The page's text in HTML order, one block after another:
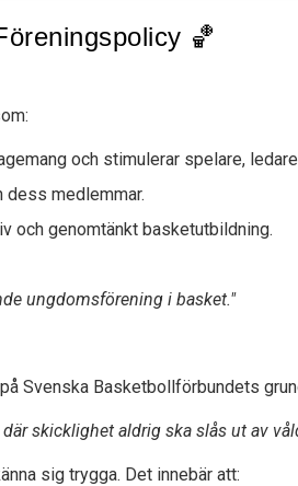
🏀
och stimulerar spelare,
dess medlemmar.
och genomtänkt basketutbildning.
ungdomsförening i basket."
Svenska Basketbollförbundets
skicklighet aldrig ska slås ut av
sig trygga. Det innebär att: